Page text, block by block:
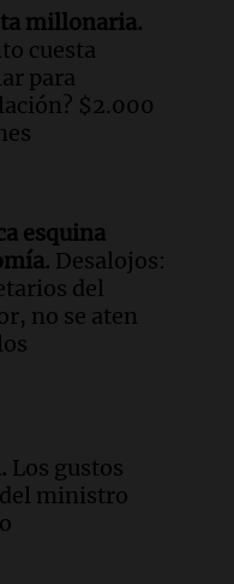
Jorge, no sé si
adonde llegó"
con Rony
Vega, tras
derribó el mito
alimentos
millonaria.
cuesta
para
$2.000
esquina
Desalojos:
del
no se aten
Los gustos
ministro